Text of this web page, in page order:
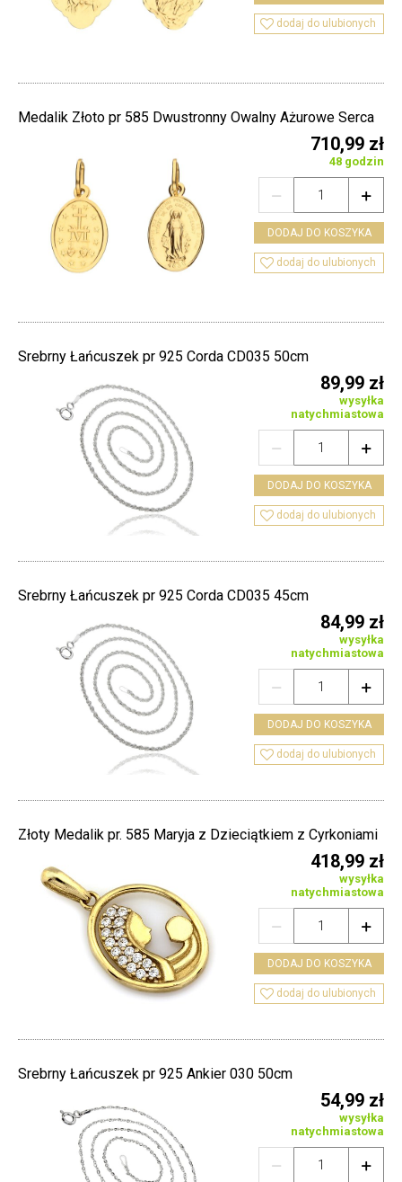
 dodaj do ulubionych
Medalik Złoto pr 585 Dwustronny Owalny Ażurowe Serca
710,99 zł
48 godzin


DODAJ DO KOSZYKA
 dodaj do ulubionych
Srebrny Łańcuszek pr 925 Corda CD035 50cm
89,99 zł
wysyłka
natychmiastowa


DODAJ DO KOSZYKA
 dodaj do ulubionych
Srebrny Łańcuszek pr 925 Corda CD035 45cm
84,99 zł
wysyłka
natychmiastowa


DODAJ DO KOSZYKA
 dodaj do ulubionych
Złoty Medalik pr. 585 Maryja z Dzieciątkiem z Cyrkoniami
418,99 zł
wysyłka
natychmiastowa


DODAJ DO KOSZYKA
 dodaj do ulubionych
Srebrny Łańcuszek pr 925 Ankier 030 50cm
54,99 zł
wysyłka
natychmiastowa

